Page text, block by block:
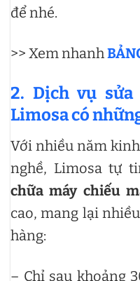
để nhé.
>> Xem nhanh
2. Dịch vụ sửa
Limosa có
Với nhiều năm
nghề, Limosa tự
chữa máy chiếu
cao, mang lại
hàng:
– Chỉ sau khoảng